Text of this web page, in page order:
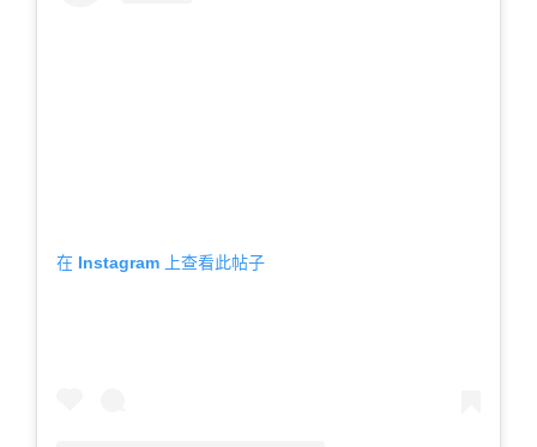
在 Instagram 上查看此帖子